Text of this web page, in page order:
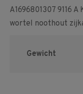
A1696801307 9116
wortel noothout
Gewicht